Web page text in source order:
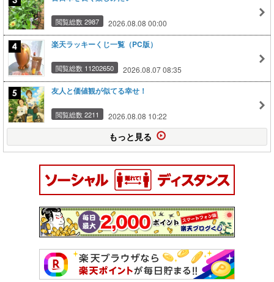
閲覧総数 2987 2026.08.08 00:00
楽天ラッキーくじ一覧（PC版）
閲覧総数 11202650 2026.08.07 08:35
友人と価値観が似てる幸せ！
閲覧総数 2211 2026.08.08 10:22
もっと見る